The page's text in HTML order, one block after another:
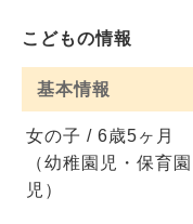
こどもの情報
基本情報
女の子 / 6歳5ヶ月
（幼稚園児・保育園
児）